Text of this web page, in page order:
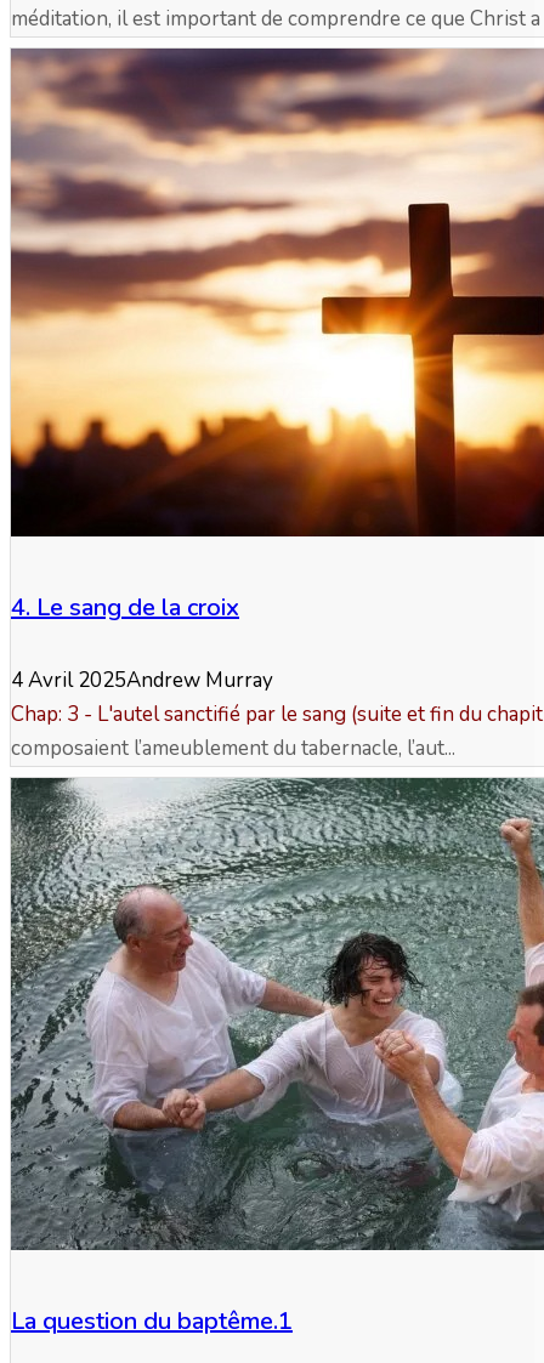
méditation, il est important de comprendre ce que Christ a
4. Le sang de la croix
4 Avril 2025Andrew Murray
Chap: 3 - L'autel sanctifié par le sang (suite et fin du
composaient l’ameublement du tabernacle, l’aut...
La question du baptême.1